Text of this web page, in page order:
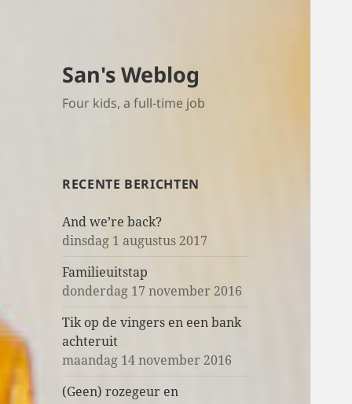
San's Weblog
Four kids, a full-time job
RECENTE BERICHTEN
And we’re back?
dinsdag 1 augustus 2017
Familieuitstap
donderdag 17 november 2016
Tik op de vingers en een bank
achteruit
maandag 14 november 2016
(Geen) rozegeur en